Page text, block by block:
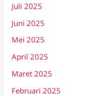
Juli 2025
Juni 2025
Mei 2025
April 2025
Maret 2025
Februari 2025